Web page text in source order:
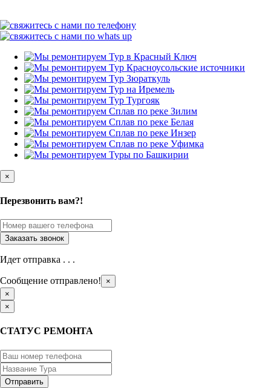
×
Перезвонить вам?!
Идет отправка . . .
Сообщение отправлено!
×
×
×
СТАТУС РЕМОНТА